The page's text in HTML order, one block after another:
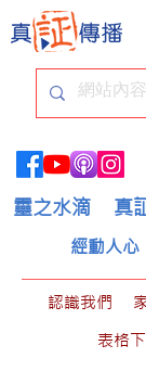
靈之水滴 真
經動人心
認識我們
表格